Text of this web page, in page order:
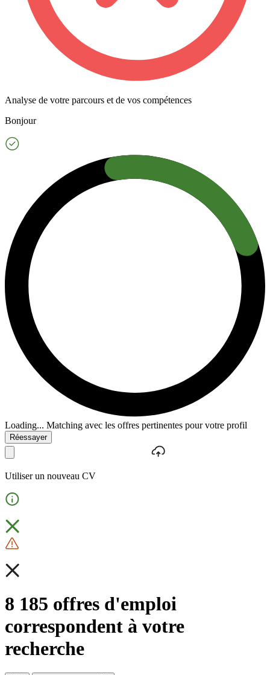
Analyse de votre parcours et de vos compétences
Bonjour
Loading... Matching avec les offres pertinentes pour votre profil
Réessayer
Utiliser un nouveau CV
8 185 offres d'emploi
correspondent à votre
recherche